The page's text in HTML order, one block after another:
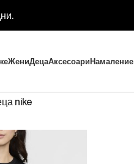
ЖениДецаАксесоариНамаление
nike